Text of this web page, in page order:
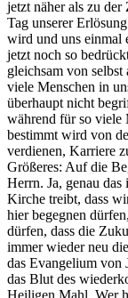
jetzt näher als zu
Tag unserer
wird und uns einmal
jetzt noch so
gleichsam von
viele Menschen in
überhaupt nicht
während für so viele
bestimmt wird von
verdienen, Karriere
Größeres: Auf die
Herrn. Ja, genau das
Kirche treibt, dass
hier begegnen
dürfen, dass die
immer wieder neu
das Evangelium von
das Blut des
Heiligen Mahl. Wer